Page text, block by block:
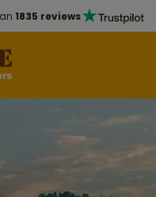
1835 reviews